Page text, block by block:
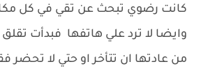
كانت رضوي تبحث عن تقي في كل
وايضا لا ترد علي هاتفها فبدأت
من عادتها ان تتأخر او حتي لا تحضر